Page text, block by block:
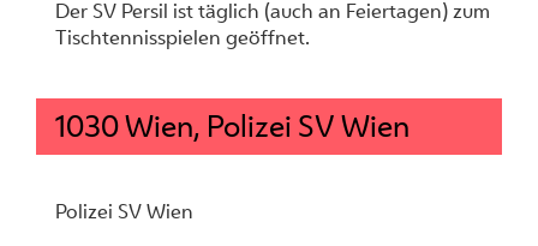
Der SV Persil ist täglich (auch an Feiertagen) zum
Tischtennisspielen geöffnet.
1030 Wien, Polizei SV Wien
Polizei SV Wien